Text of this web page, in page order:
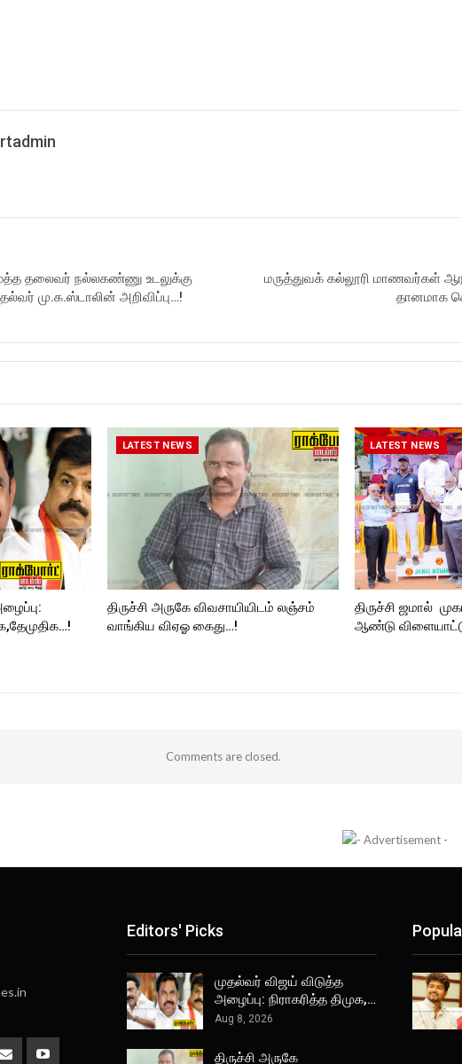
தலைவர் நல்லகண்ணு உடலுக்கு
மு.க.ஸ்டாலின் அறிவிப்பு…!
மருத்துவக் கல்லூரி மாணவர்கள்
தானமாக
LATEST NEWS
திருச்சி அருகே விவசாயியிடம் லஞ்சம்
வாங்கிய விஏஓ கைது…!
LATEST NEWS
திருச்சி ஜமால்
ஆண்டு
Comments are closed.
Editors' Picks
முதல்வர் விஜய் விடுத்த
அழைப்பு: நிராகரித்த திமுக,…
Aug 8, 2026
திருச்சி அருகே